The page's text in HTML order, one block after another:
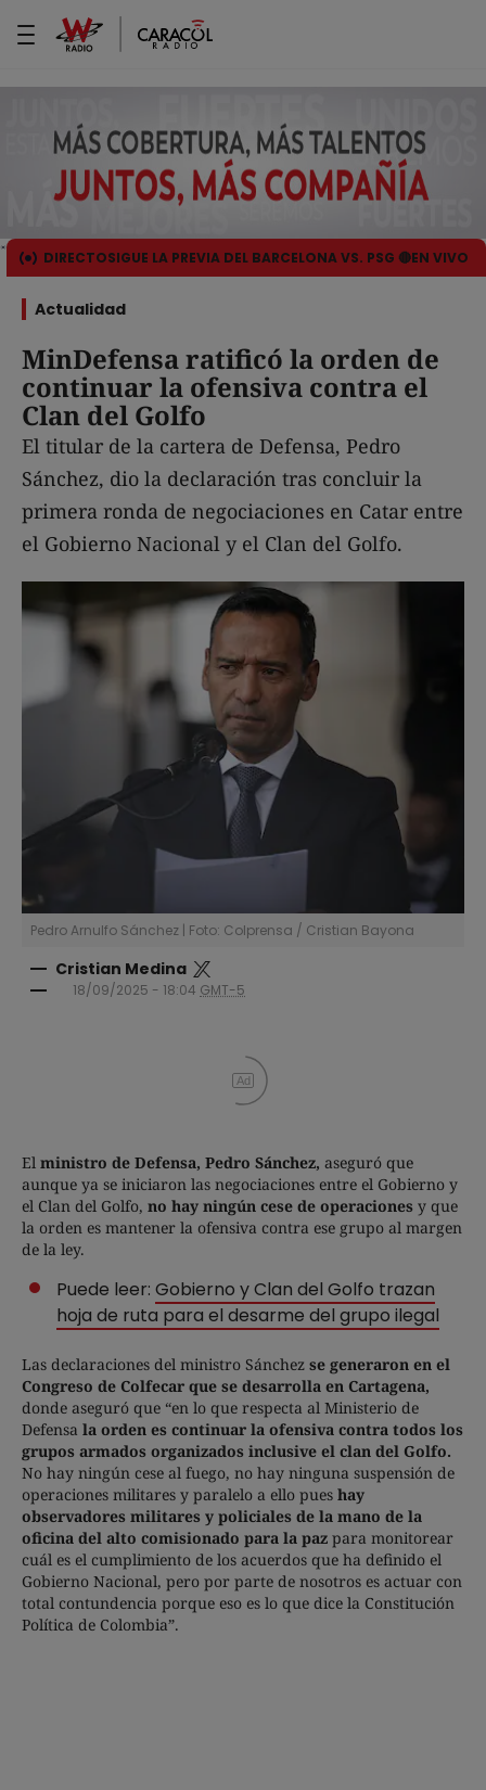
DIRECTOSIGUE LA PREVIA DEL BARCELONA VS. PSG 🔴EN VIVO
Actualidad
MinDefensa ratificó la orden de
continuar la ofensiva contra el
Clan del Golfo
El titular de la cartera de Defensa, Pedro
Sánchez, dio la declaración tras concluir la
primera ronda de negociaciones en Catar entre
el Gobierno Nacional y el Clan del Golfo.
Pedro Arnulfo Sánchez | Foto: Colprensa / Cristian Bayona
Cristian Medina
18/09/2025 - 18:04 GMT-5
Ad
El ministro de Defensa, Pedro Sánchez, aseguró que
aunque ya se iniciaron las negociaciones entre el Gobierno y
el Clan del Golfo, no hay ningún cese de operaciones y que
la orden es mantener la ofensiva contra ese grupo al margen
de la ley.
Puede leer: Gobierno y Clan del Golfo trazan
hoja de ruta para el desarme del grupo ilegal
Las declaraciones del ministro Sánchez se generaron en el
Congreso de Colfecar que se desarrolla en Cartagena,
donde aseguró que “en lo que respecta al Ministerio de
Defensa la orden es continuar la ofensiva contra todos los
grupos armados organizados inclusive el clan del Golfo.
No hay ningún cese al fuego, no hay ninguna suspensión de
operaciones militares y paralelo a ello pues hay
observadores militares y policiales de la mano de la
oficina del alto comisionado para la paz para monitorear
cuál es el cumplimiento de los acuerdos que ha definido el
Gobierno Nacional, pero por parte de nosotros es actuar con
total contundencia porque eso es lo que dice la Constitución
Política de Colombia”.